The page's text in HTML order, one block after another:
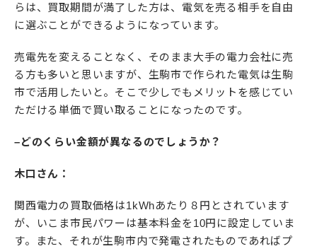
らは、買取期間が満了した方は、電気を売る相手を自由
に選ぶことができるようになっています。
売電先を変えることなく、そのまま大手の電力会社に売
る方も多いと思いますが、生駒市で作られた電気は生駒
市で活用したいと。そこで少しでもメリットを感じてい
ただける単価で買い取ることになったのです。
–どのくらい金額が異なるのでしょうか？
木口さん：
関西電力の買取価格は1kWhあたり８円とされています
が、いこま市民パワーは基本料金を10円に設定していま
す。また、それが生駒市内で発電されたものであればプ